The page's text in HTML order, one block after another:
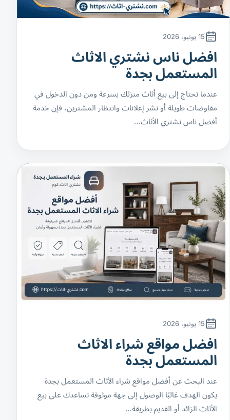
15 يونيو، 2026
افضل ناس نشتري الاثاث
المستعمل بجدة
عندما تحتاج إلى بيع أثاث منزلك بسرعة ومن دون الدخول في
مفاوضات طويلة أو نشر إعلانات وانتظار المشترين، فإن خدمة
أفضل ناس نشتري الأثاث…
15 يونيو، 2026
افضل مواقع شراء الاثاث
المستعمل بجدة
عند البحث عن أفضل مواقع شراء الأثاث المستعمل بجدة
يكون الهدف غالبًا الوصول إلى جهة موثوقة تساعدك على بيع
الأثاث الزائد أو القديم بطريقة…